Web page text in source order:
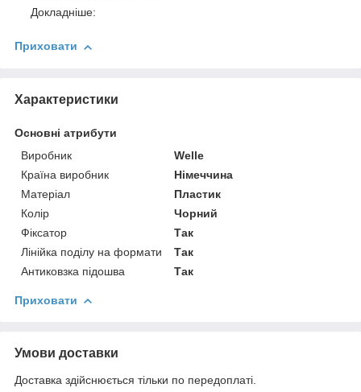
Докладніше:
Приховати
Характеристики
Основні атрибути
Виробник
Welle
Країна виробник
Німеччина
Матеріал
Пластик
Колір
Чорний
Фіксатор
Так
Лінійка поділу на формати
Так
Антиковзка підошва
Так
Приховати
Умови доставки
Доставка здійснюється тільки по передоплаті.